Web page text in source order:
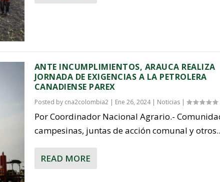
ANTE INCUMPLIMIENTOS, ARAUCA REALIZA
JORNADA DE EXIGENCIAS A LA PETROLERA
CANADIENSE PAREX
Posted by cna2colombia2| Ene 26, 2024| Noticias|
Por Coordinador Nacional Agrario.-
campesinas, juntas de acción comunal y
READ MORE